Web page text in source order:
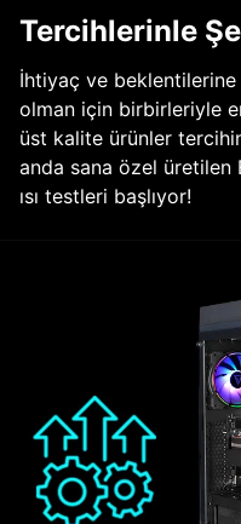
Tercihlerinle
İhtiyaç ve
olman için birbirleriyle
üst kalite ürünler
anda sana özel üretilen
ısı testleri başlıyor!